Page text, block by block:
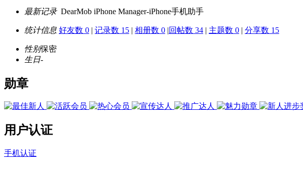
最新记录 DearMob iPhone Manager-iPhone手机助手
统计信息 好友数 0 | 记录数 15 | 相册数 0 |回帖数 34 | 主题数 0 | 分享数 15
性别保密
生日-
勋章
用户认证
手机认证